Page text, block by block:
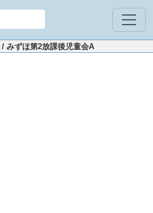
/ みずほ第2放課後児童会A